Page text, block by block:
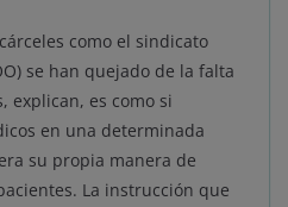
como el sindicato
se han quejado de la falta
explican, es como si
en una determinada
su propia manera de
La instrucción que